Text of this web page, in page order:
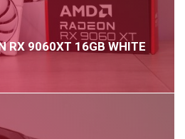
RX 9060XT 16GB WHITE